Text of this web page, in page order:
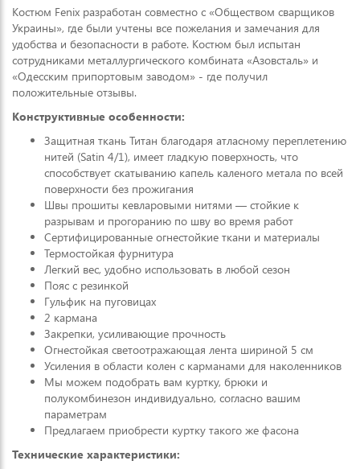
Костюм Fenix разработан совместно с «Обществом сварщиков
Украины», где были учтены все пожелания и замечания для
удобства и безопасности в работе. Костюм был испытан
сотрудниками металлургического комбината «Азовсталь» и
«Одесским припортовым заводом» - где получил
положительные отзывы.
Конструктивные особенности:
Защитная ткань Титан благодаря атласному переплетению
нитей (Satin 4/1), имеет гладкую поверхность, что
способствует скатыванию капель каленого метала по всей
поверхности без прожигания
Швы прошиты кевларовыми нитями — стойкие к
разрывам и прогоранию по шву во время работ
Сертифицированные огнестойкие ткани и материалы
Термостойкая фурнитура
Легкий вес, удобно использовать в любой сезон
Пояс с резинкой
Гульфик на пуговицах
2 кармана
Закрепки, усиливающие прочность
Огнестойкая светоотражающая лента шириной 5 см
Усиления в области колен с карманами для наколенников
Мы можем подобрать вам куртку, брюки и
полукомбинезон индивидуально, согласно вашим
параметрам
Предлагаем приобрести куртку такого же фасона
Технические характеристики: